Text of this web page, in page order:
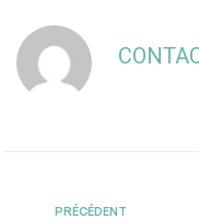
PRÉCÉDENT